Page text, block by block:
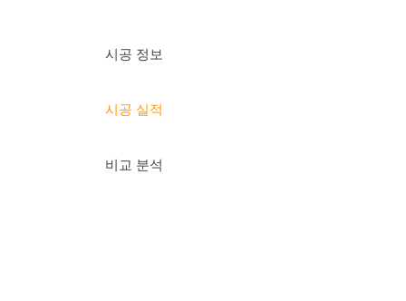
시공 정보
시공 실적
비교 분석